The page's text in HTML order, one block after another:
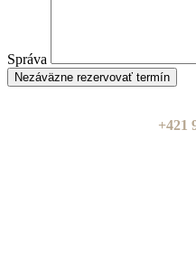
Správa
Nezáväzne rezervovať termín
+421